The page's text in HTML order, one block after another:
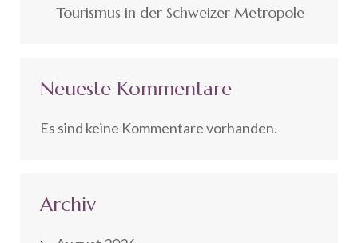
Tourismus in der Schweizer Metropole
Neueste Kommentare
Es sind keine Kommentare vorhanden.
Archiv